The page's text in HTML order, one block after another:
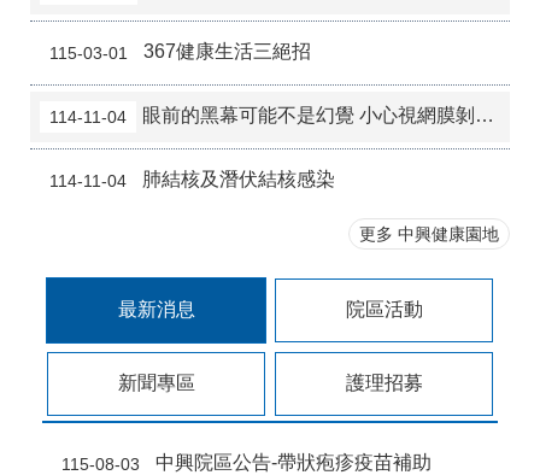
115-03-01 367健康生活三絕招
114-11-04 眼前的黑幕可能不是幻覺 小心視網膜剝離！
114-11-04 肺結核及潛伏結核感染
更多 中興健康園地
最新消息 院區活動
新聞專區 護理招募
115-08-03 中興院區公告-帶狀疱疹疫苗補助